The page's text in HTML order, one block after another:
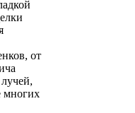
от
многих